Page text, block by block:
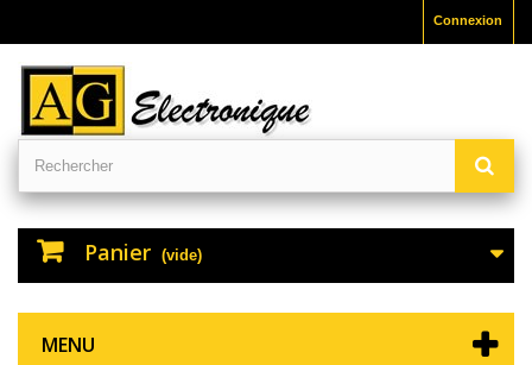
Connexion
Panier (vide)
MENU